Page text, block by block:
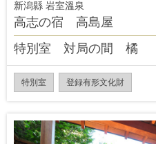
新潟縣 岩室溫泉
高志の宿 高島屋
特別室 対局の間 橘
特別室 登録有形文化財